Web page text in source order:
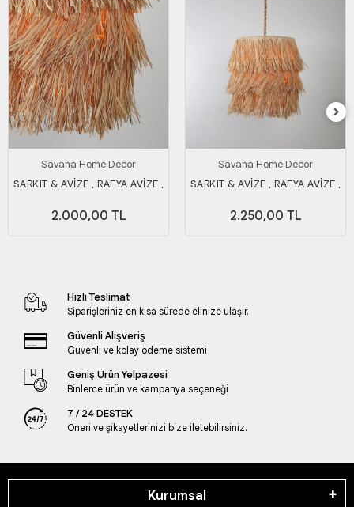
Savana Home Decor
SARKIT & AVİZE , RAFYA AVİZE ,
2.000,00 TL
Savana Home Decor
SARKIT & AVİZE , RAFYA AVİZE ,
2.250,00 TL
Hızlı Teslimat
Siparişleriniz en kısa sürede elinize ulaşır.
Güvenli Alışveriş
Güvenli ve kolay ödeme sistemi
Geniş Ürün Yelpazesi
Binlerce ürün ve kampanya seçeneği
7 / 24 DESTEK
Öneri ve şikayetlerinizi bize iletebilirsiniz.
Kurumsal